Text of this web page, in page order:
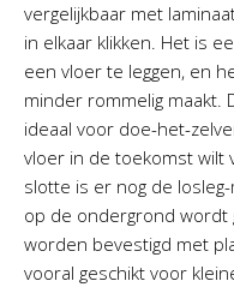
vergelijkbaar met
in elkaar klikken. Het is
een vloer te leggen, en
minder rommelig maakt.
ideaal voor doe-het-
vloer in de toekomst wilt
slotte is er nog de
op de ondergrond wordt
worden bevestigd met
vooral geschikt voor